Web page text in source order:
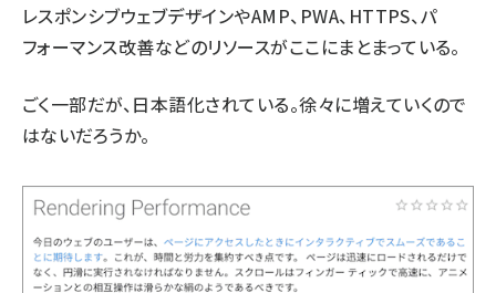
レスポンシブウェブデザインやAMP、PWA、HTTPS、パ
フォーマンス改善などのリソースがここにまとまっている。
ごく一部だが、日本語化されている。徐々に増えていくので
はないだろうか。